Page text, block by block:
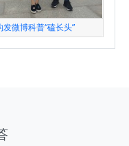
发微博科普“磕长头”